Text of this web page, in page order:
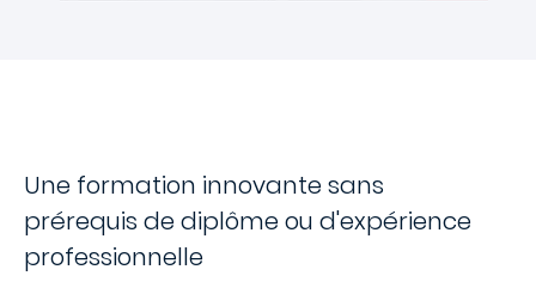
Une formation innovante sans
prérequis de diplôme ou d'expérience
professionnelle